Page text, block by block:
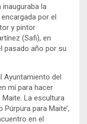
la
encargada por el
y pintor
(Safi), en
pasado año por su
Ayuntamiento del
mí para hacer
La escultura
para Maite’,
en el